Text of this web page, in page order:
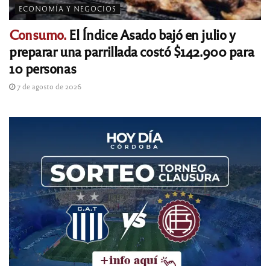
ECONOMÍA Y NEGOCIOS
Consumo.El Índice Asado bajó en julio y
preparar una parrillada costó $142.900 para
10 personas
7 de agosto de 2026